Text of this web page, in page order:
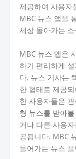
제공하여 사용자
MBC 뉴스 앱을
세상 돌아가는
MBC 뉴스 앱은
하기 편리하게
다. 뉴스 기사는
한 형태로 제공
한 사용자들은
형 뉴스를 받아
거나 다른 사용
공됩니다. MBC
들어가는 뉴스